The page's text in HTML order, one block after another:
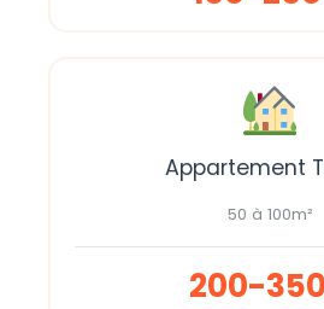
Appartement
50 à 100m²
200-